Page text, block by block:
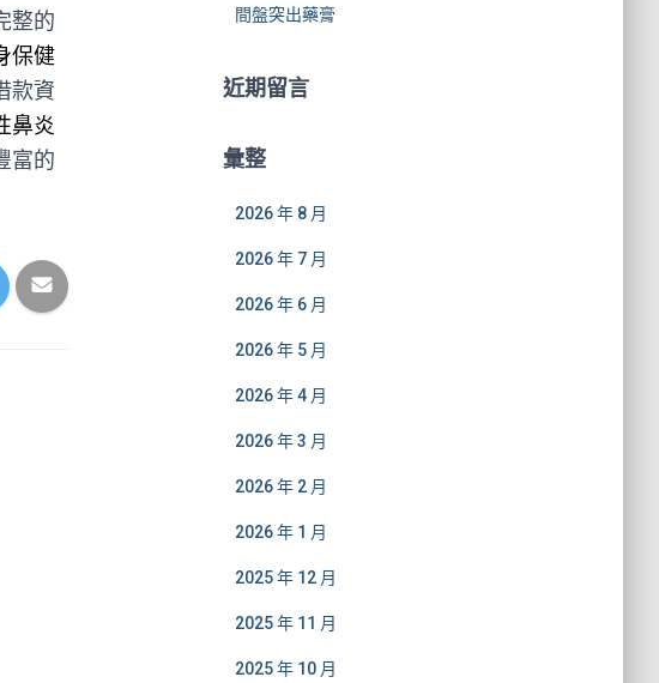
整的
保健
款資
鼻炎
富的
間盤突出藥膏
近期留言
彙整
2026 年 8 月
2026 年 7 月
2026 年 6 月
2026 年 5 月
2026 年 4 月
2026 年 3 月
2026 年 2 月
2026 年 1 月
2025 年 12 月
2025 年 11 月
2025 年 10 月